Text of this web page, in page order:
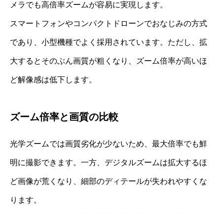
メラでも高倍率ズームが容易に実現します。
スマートフォンやコンパクトドローンでおなじみの方式
であり、小型機種でよく採用されています。ただし、拡
大するとそのぶん画質が粗くなり、ズーム倍率が高いほ
ど解像感は低下します。
ズーム倍率と画質の比較
光学ズームでは画質劣化が少ないため、最大倍率でも鮮
明に撮影できます。一方、デジタルズームは拡大するほ
ど画像が荒くなり、細部のディテールが失われやすくな
ります。